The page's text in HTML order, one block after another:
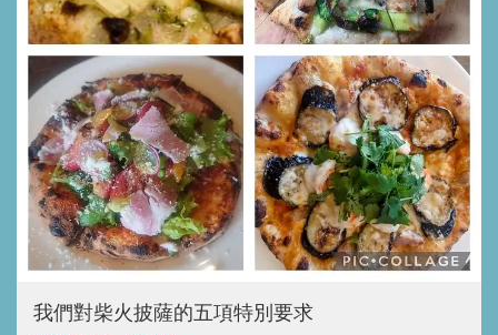
我們對柴火披薩的五項特別要求